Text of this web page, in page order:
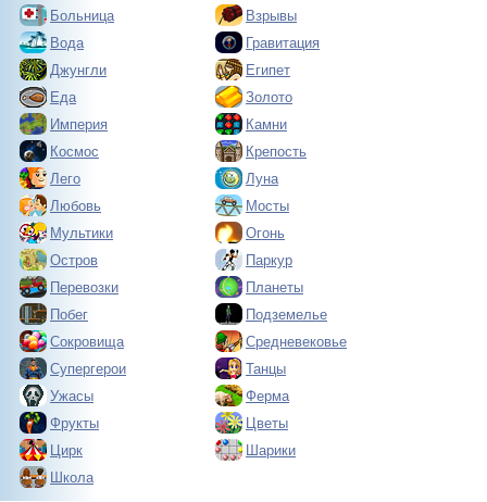
Больница
Взрывы
Вода
Гравитация
Джунгли
Египет
Еда
Золото
Империя
Камни
Космос
Крепость
Лего
Луна
Любовь
Мосты
Мультики
Огонь
Остров
Паркур
Перевозки
Планеты
Побег
Подземелье
Сокровища
Средневековье
Супергерои
Танцы
Ужасы
Ферма
Фрукты
Цветы
Цирк
Шарики
Школа